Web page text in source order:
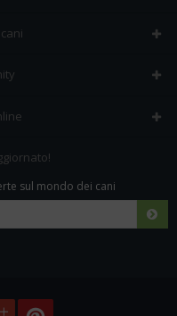
resisul mondo dei cani